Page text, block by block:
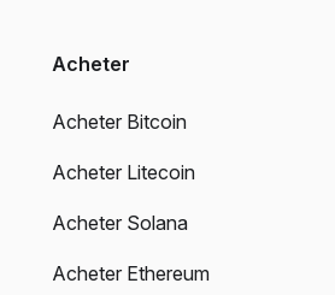
Acheter
Acheter Bitcoin
Acheter Litecoin
Acheter Solana
Acheter Ethereum